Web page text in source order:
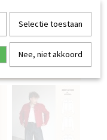
Selectie toestaan
Nee, niet akkoord